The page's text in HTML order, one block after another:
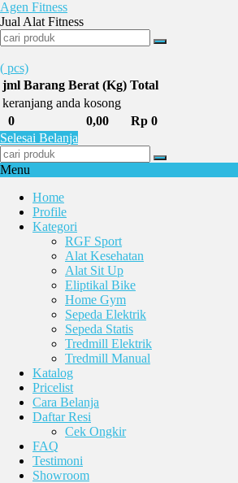
Agen Fitness
Jual Alat Fitness
( pcs)
jml Barang Berat (Kg) Total
keranjang anda kosong
0
0,00
Rp 0
Selesai Belanja
Menu
Home
Profile
Kategori
RGF Sport
Alat Kesehatan
Alat Sit Up
Eliptikal Bike
Home Gym
Sepeda Elektrik
Sepeda Statis
Tredmill Elektrik
Tredmill Manual
Katalog
Pricelist
Cara Belanja
Daftar Resi
Cek Ongkir
FAQ
Testimoni
Showroom